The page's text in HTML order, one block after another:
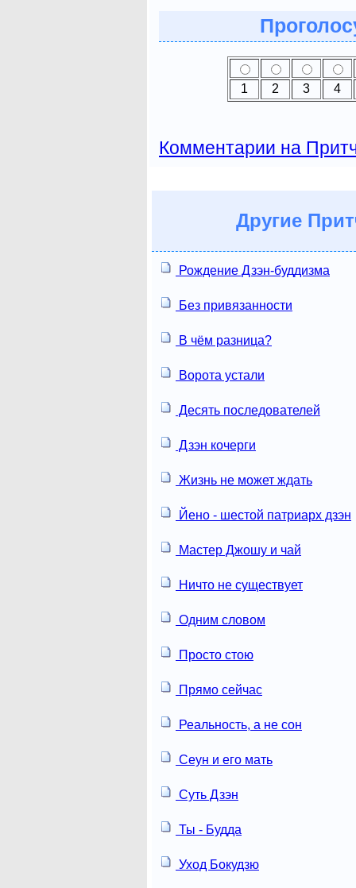
1 2 3 4
Комментарии на
Другие
Рождение Дзэн-буддизма
Без привязанности
В чём разница?
Ворота устали
Десять последователей
Дзэн кочерги
Жизнь не может ждать
Йено - шестой патриарх дзэн
Мастер Джошу и чай
Ничто не существует
Одним словом
Просто стою
Прямо сейчас
Реальность, а не сон
Сеун и его мать
Суть Дзэн
Ты - Будда
Уход Бокудзю